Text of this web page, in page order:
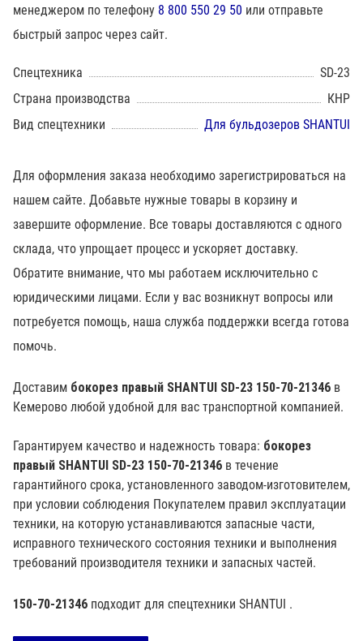
менеджером по телефону 8 800 550 29 50 или отправьте
быстрый запрос через сайт.
Спецтехника
SD-23
Страна производства
КНР
Вид спецтехники
Для бульдозеров SHANTUI
Для оформления заказа необходимо зарегистрироваться на
нашем сайте. Добавьте нужные товары в корзину и
завершите оформление. Все товары доставляются с одного
склада, что упрощает процесс и ускоряет доставку.
Обратите внимание, что мы работаем исключительно с
юридическими лицами. Если у вас возникнут вопросы или
потребуется помощь, наша служба поддержки всегда готова
помочь.
Доставим бокорез правый SHANTUI SD-23 150-70-21346 в
Кемерово любой удобной для вас транспортной компанией.
Гарантируем качество и надежность товара: бокорез
правый SHANTUI SD-23 150-70-21346 в течение
гарантийного срока, установленного заводом-изготовителем,
при условии соблюдения Покупателем правил эксплуатации
техники, на которую устанавливаются запасные части,
исправного технического состояния техники и выполнения
требований производителя техники и запасных частей.
150-70-21346 подходит для спецтехники SHANTUI .